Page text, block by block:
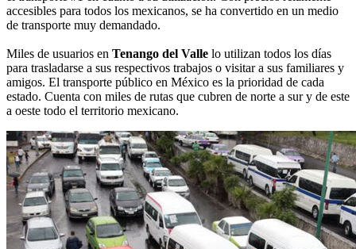
accesibles para todos los mexicanos, se ha convertido en un medio
de transporte muy demandado.
Miles de usuarios en Tenango del Valle lo utilizan todos los días
para trasladarse a sus respectivos trabajos o visitar a sus familiares y
amigos. El transporte público en México es la prioridad de cada
estado. Cuenta con miles de rutas que cubren de norte a sur y de este
a oeste todo el territorio mexicano.